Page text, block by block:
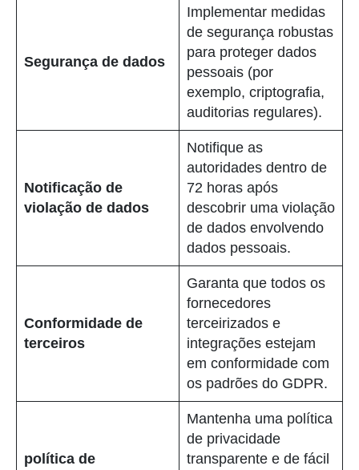
Segurança de dados
Implementar medidas
de segurança robustas
para proteger dados
pessoais (por
exemplo, criptografia,
auditorias regulares).
Notificação de
violação de dados
Notifique as
autoridades dentro de
72 horas após
descobrir uma violação
de dados envolvendo
dados pessoais.
Conformidade de
terceiros
Garanta que todos os
fornecedores
terceirizados e
integrações estejam
em conformidade com
os padrões do GDPR.
política de
Mantenha uma política
de privacidade
transparente e de fácil